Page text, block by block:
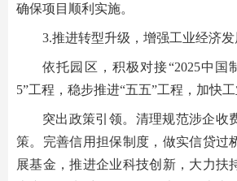
确保项目顺利实施。
3.推进转型升级，增强工业经济发
依托园区，积极对接“2025中国
5”工程，稳步推进“五五”工程，加快工
突出政策引领。清理规范涉企收
策。完善信用担保制度，做实信贷过
展基金，推进企业科技创新，大力扶